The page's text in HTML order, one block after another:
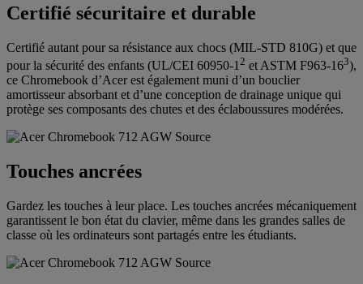
Certifié sécuritaire et durable
Certifié autant pour sa résistance aux chocs (MIL-STD 810G) et que
pour la sécurité des enfants (UL/CEI 60950-1 2 et ASTM F963-163),
ce Chromebook d’Acer est également muni d’un bouclier
amortisseur absorbant et d’une conception de drainage unique qui
protège ses composants des chutes et des éclaboussures modérées.
Touches ancrées
Gardez les touches à leur place. Les touches ancrées mécaniquement
garantissent le bon état du clavier, même dans les grandes salles de
classe où les ordinateurs sont partagés entre les étudiants.